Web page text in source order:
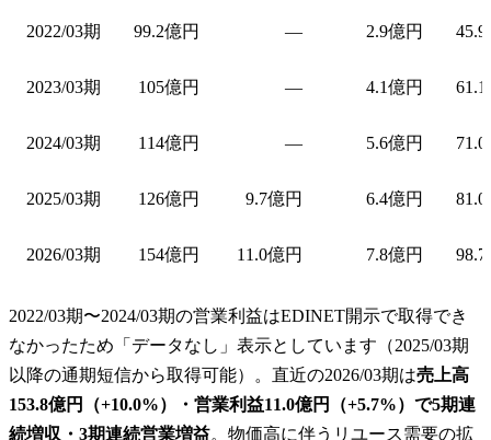
2022/03期 99.2億円 — 2.9億円 45.9
2023/03期 105億円 — 4.1億円 61.1
2024/03期 114億円 — 5.6億円
2025/03期 126億円 9.7億円 6.4億円 81.0
2026/03期 154億円 11.0億円 7.8億円 98.7
2022/03期〜2024/03期の営業利益はEDINET開示で取得でき
なかったため「データなし」表示としています（2025/03期
以降の通期短信から取得可能）。直近の2026/03期は売上高
153.8億円（+10.0%）・営業利益11.0億円（+5.7%）で5期連
続増収・3期連続営業増益。物価高に伴うリユース需要の拡